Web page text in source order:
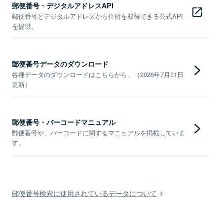
郵便番号・デジタルアドレスAPI
郵便番号とデジタルアドレスから住所を取得できる公式API
を提供。
郵便番号データのダウンロード
各種データのダウンロードはこちらから。（2026年7月31日
更新）
郵便番号・バーコードマニュアル
郵便番号や、バーコードに関するマニュアルを掲載していま
す。
郵便番号検索に使用されているデータについて